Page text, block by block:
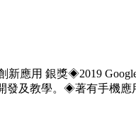
應用 銀獎◈2019
發及教學。◈著有手機